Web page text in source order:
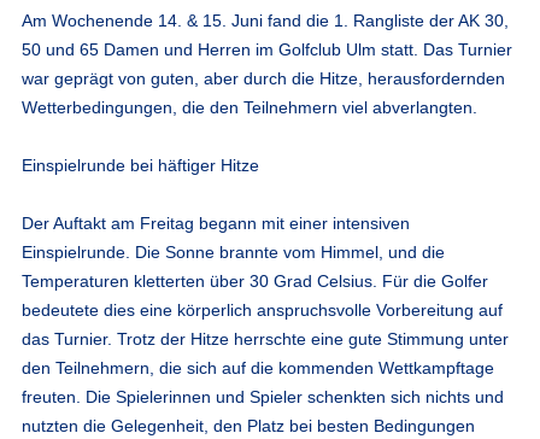
Am Wochenende 14. & 15. Juni fand die 1. Rangliste der AK 30,
50 und 65 Damen und Herren im Golfclub Ulm statt. Das Turnier
war geprägt von guten, aber durch die Hitze, herausfordernden
Wetterbedingungen, die den Teilnehmern viel abverlangten.
Einspielrunde bei häftiger Hitze
Der Auftakt am Freitag begann mit einer intensiven
Einspielrunde. Die Sonne brannte vom Himmel, und die
Temperaturen kletterten über 30 Grad Celsius. Für die Golfer
bedeutete dies eine körperlich anspruchsvolle Vorbereitung auf
das Turnier. Trotz der Hitze herrschte eine gute Stimmung unter
den Teilnehmern, die sich auf die kommenden Wettkampftage
freuten. Die Spielerinnen und Spieler schenkten sich nichts und
nutzten die Gelegenheit, den Platz bei besten Bedingungen